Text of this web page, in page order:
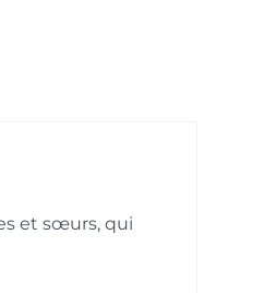
et sœurs, qui